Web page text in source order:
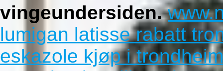
vingeundersiden.
lumigan latisse rabatt
eskazole kjøp i trondheim